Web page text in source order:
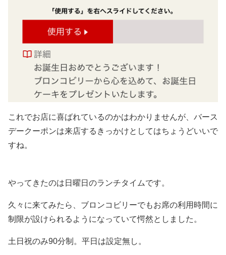
これでお店に喜ばれているのかはわかりませんが、バース
デークーポンは来店するきっかけとしてはちょうどいいで
すね。
やってきたのは日曜日のランチタイムです。
久々に来てみたら、ブロンコビリーでもお席の利用時間に
制限が設けられるようになっていて愕然としました。
土日祝のみ90分制。平日は設定無し。